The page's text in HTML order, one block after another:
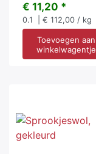
€ 11,20 *
0.1 | € 112,00 / kg
Toevoegen aan
winkelwagentje